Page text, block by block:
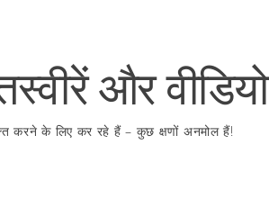
और वीडियो
करने के लिए कर रहे हैं – कुछ क्षणों अनमोल हैं!